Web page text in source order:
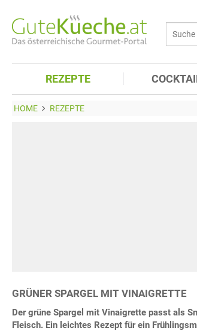
REZEPTE
HOME REZEPTE
GRÜNER SPARGEL MIT VINAIGRETTE
Der grüne Spargel mit Vinaigrette passt als
Fleisch. Ein leichtes Rezept für ein